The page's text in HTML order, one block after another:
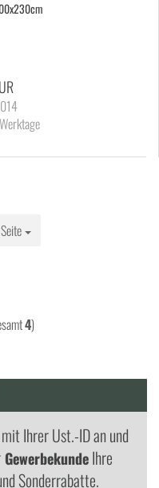
4)
mit Ihrer Ust.-ID an und
GewerbekundeIhre
Sonderrabatte.